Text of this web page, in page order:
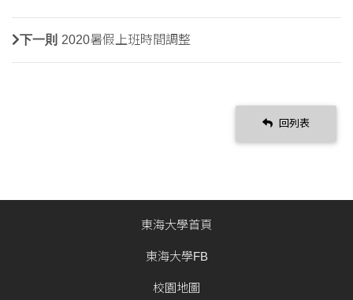
下一則 2020暑假上班時間調整
回列表
東海大學首頁
東海大學FB
校園地圖